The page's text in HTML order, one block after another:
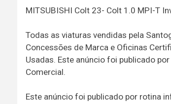
MITSUBISHI Colt 23- Colt 1.0 MPI-T
Todas as viaturas vendidas pela
Concessões de Marca e Oficinas
Usadas. Este anúncio foi publicado
Comercial.
Este anúncio foi publicado por rotina